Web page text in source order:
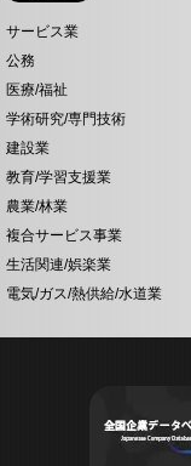
サービス業
公務
医療/福祉
学術研究/専門技術
建設業
教育/学習支援業
農業/林業
複合サービス事業
生活関連/娯楽業
電気/ガス/熱供給/水道業